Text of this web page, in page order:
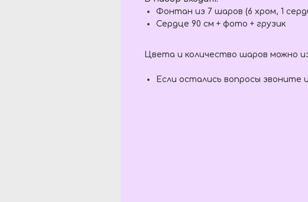
Фонтан из 7 шаров (6 хром, 1
Сердце 90 см + фото + грузик
Цвета и количество шаров можно
Если остались вопросы